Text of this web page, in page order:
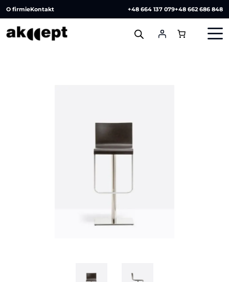
O firmieKontakt +48 664 137 079+48 662 686 848